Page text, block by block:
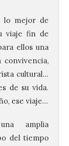
lo mejor de
viaje fin de
ellos una
cultural…
de su vida.
ese viaje…
amplia
del tiempo